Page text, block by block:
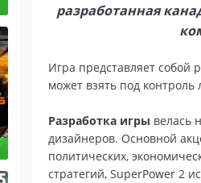
разработанная
Игра представляет собой
может взять под
Разработка игры велась
дизайнеров. Основной
политических,
стратегий, SuperPower 2